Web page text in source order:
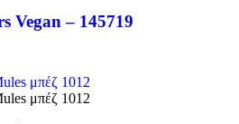
Vegan – 145719